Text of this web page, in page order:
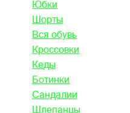
Юбки
Шорты
Вся обувь
Кроссовки
Кеды
Ботинки
Сандалии
Шлепанцы